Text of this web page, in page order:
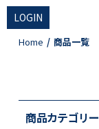
LOGIN
Home 商品一覧
商品カテゴリー